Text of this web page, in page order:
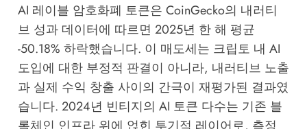
AI 레이블 암호화폐 토큰은 CoinGecko의 내러티
브 성과 데이터에 따르면 2025년 한 해 평균
-50.18% 하락했습니다. 이 매도세는 크립토 내 AI
도입에 대한 부정적 판결이 아니라, 내러티브 노출
과 실제 수익 창출 사이의 간극이 재평가된 결과였
습니다. 2024년 빈티지의 AI 토큰 다수는 기존 블
록체인 인프라 위에 얹힌 투기적 레이어로, 측정